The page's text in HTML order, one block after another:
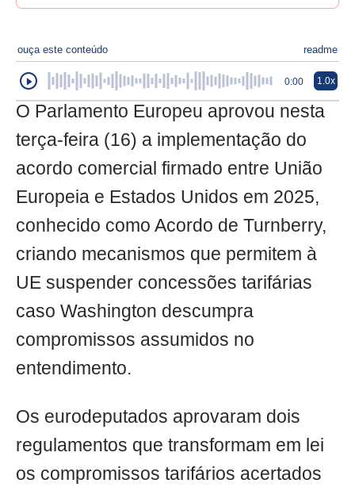
ouça este conteúdo readme
0:00 1.0x
O Parlamento Europeu aprovou nesta
terça-feira (16) a implementação do
acordo comercial firmado entre União
Europeia e Estados Unidos em 2025,
conhecido como Acordo de Turnberry,
criando mecanismos que permitem à
UE suspender concessões tarifárias
caso Washington descumpra
compromissos assumidos no
entendimento.
Os eurodeputados aprovaram dois
regulamentos que transformam em lei
os compromissos tarifários acertados